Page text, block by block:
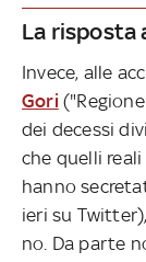
La risposta
Invece, alle
Gori
dei decessi
che quelli
hanno
ieri su
no. Da parte